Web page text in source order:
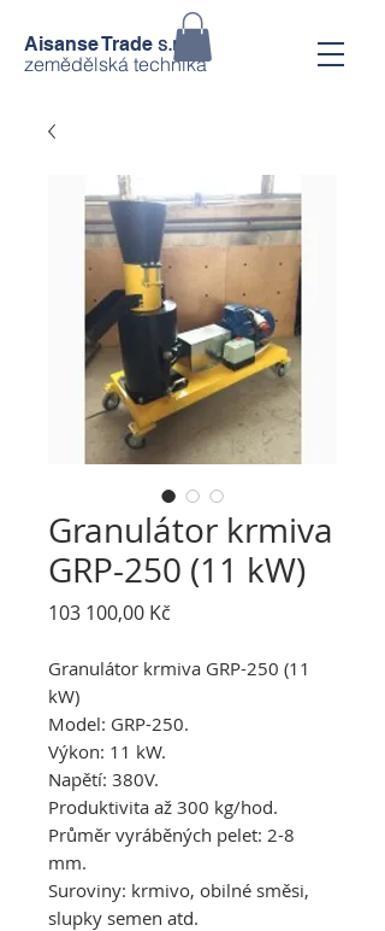
Aisanse Trade s.r.o.
zemědělská technika
Granulátor krmiva
GRP-250 (11 kW)
103 100,00 Kč
Granulátor krmiva GRP-250 (11
kW)
Model: GRP-250.
Výkon: 11 kW.
Napětí: 380V.
Produktivita až 300 kg/hod.
Průměr vyráběných pelet: 2-8
mm.
Suroviny: krmivo, obilné směsi,
slupky semen atd.